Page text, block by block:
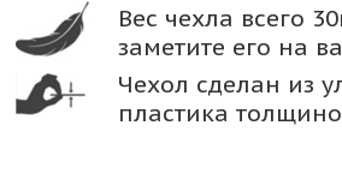
Вес чехла всего
заметите его на
Чехол сделан из
пластика